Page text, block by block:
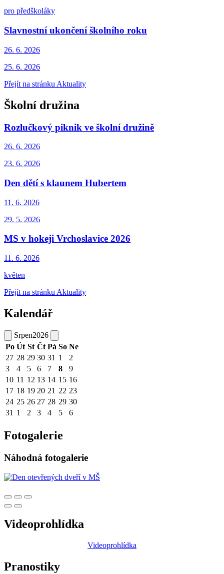
pro předškoláky
Slavnostní ukončení školního roku
26. 6. 2026
25. 6. 2026
Přejít na stránku Aktuality
Školní družina
Rozlučkový piknik ve školní družině
26. 6. 2026
23. 6. 2026
Den dětí s klaunem Hubertem
11. 6. 2026
29. 5. 2026
MS v hokeji Vrchoslavice 2026
11. 6. 2026
květen
Přejít na stránku Aktuality
Kalendář
Srpen2026
Po Út St Čt Pá So Ne
27 28 29 30 31 1
2
3
4 5 6 7 8
9
10 11 12 13 14 15 16
17 18 19 20 21 22 23
24 25 26 27 28 29 30
31 1 2 3 4 5 6
Fotogalerie
Náhodná fotogalerie
Videoprohlídka
Videoprohlídka
Pranostiky